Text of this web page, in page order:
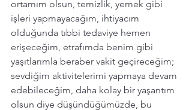
ortamım olsun, temizlik, yemek gibi
işleri yapmayacağım, ihtiyacım
olduğunda tıbbi tedaviye hemen
erişeceğim, etrafımda benim gibi
yaşıtlarımla beraber vakit geçireceğim;
sevdiğim aktivitelerimi yapmaya devam
edebileceğim, daha kolay bir yaşantım
olsun diye düşündüğümüzde, bu